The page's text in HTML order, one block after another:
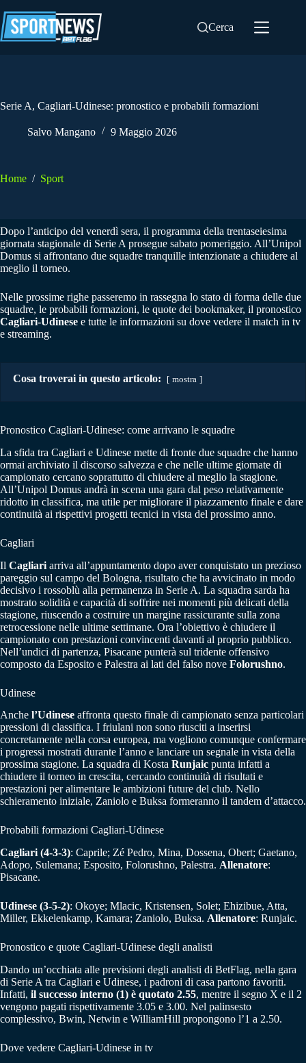
al
contenuto
Cerca
Serie A, Cagliari-Udinese: pronostico e probabili formazioni
Salvo Mangano 9 Maggio 2026
Home / Sport
Dopo l’anticipo del venerdì sera, il programma della trentaseiesima
giornata stagionale di Serie A prosegue sabato pomeriggio. All’Unipol
Domus si affrontano due squadre tranquille intenzionate a chiudere al
meglio il torneo.
Nelle prossime righe passeremo in rassegna lo stato di forma delle due
squadre, le probabili formazioni, le quote dei bookmaker, il pronostico
Cagliari-Udinese e tutte le informazioni su dove vedere il match in tv
e streaming.
Cosa troverai in questo articolo: mostra
Pronostico Cagliari-Udinese: come arrivano le squadre
La sfida tra Cagliari e Udinese mette di fronte due squadre che hanno
ormai archiviato il discorso salvezza e che nelle ultime giornate di
campionato cercano soprattutto di chiudere al meglio la stagione.
All’Unipol Domus andrà in scena una gara dal peso relativamente
ridotto in classifica, ma utile per migliorare il piazzamento finale e dare
continuità ai rispettivi progetti tecnici in vista del prossimo anno.
Cagliari
Il Cagliari arriva all’appuntamento dopo aver conquistato un prezioso
pareggio sul campo del Bologna, risultato che ha avvicinato in modo
decisivo i rossoblù alla permanenza in Serie A. La squadra sarda ha
mostrato solidità e capacità di soffrire nei momenti più delicati della
stagione, riuscendo a costruire un margine rassicurante sulla zona
retrocessione nelle ultime settimane. Ora l’obiettivo è chiudere il
campionato con prestazioni convincenti davanti al proprio pubblico.
Nell’undici di partenza, Pisacane punterà sul tridente offensivo
composto da Esposito e Palestra ai lati del falso nove Folorushno.
Udinese
Anche l’Udinese affronta questo finale di campionato senza particolari
pressioni di classifica. I friulani non sono riusciti a inserirsi
concretamente nella corsa europea, ma vogliono comunque confermare
i progressi mostrati durante l’anno e lanciare un segnale in vista della
prossima stagione. La squadra di Kosta Runjaic punta infatti a
chiudere il torneo in crescita, cercando continuità di risultati e
prestazioni per alimentare le ambizioni future del club. Nello
schieramento iniziale, Zaniolo e Buksa formeranno il tandem d’attacco.
Probabili formazioni Cagliari-Udinese
Cagliari (4-3-3): Caprile; Zé Pedro, Mina, Dossena, Obert; Gaetano,
Adopo, Sulemana; Esposito, Folorushno, Palestra. Allenatore:
Pisacane.
Udinese (3-5-2): Okoye; Mlacic, Kristensen, Solet; Ehizibue, Atta,
Miller, Ekkelenkamp, Kamara; Zaniolo, Buksa. Allenatore: Runjaic.
Pronostico e quote Cagliari-Udinese degli analisti
Dando un’occhiata alle previsioni degli analisti di BetFlag, nella gara
di Serie A tra Cagliari e Udinese, i padroni di casa partono favoriti.
Infatti, il successo interno (1) è quotato 2.55, mentre il segno X e il 2
vengono pagati rispettivamente 3.05 e 3.00. Nel palinsesto
complessivo, Bwin, Netwin e WilliamHill propongono l’1 a 2.50.
Dove vedere Cagliari-Udinese in tv